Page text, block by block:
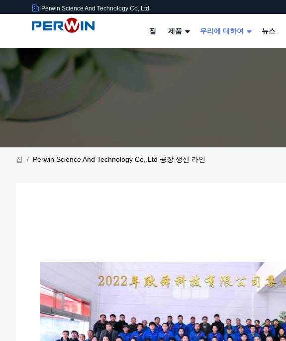
Perwin Science And Technology Co,.Ltd
집 제품 우리에 대하여 뉴스
집 / Perwin Science And Technology Co,.Ltd 공장 생산 라인